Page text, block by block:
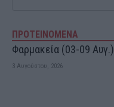
ΠΡΟΤΕΙΝΟΜΕΝΑ
Φαρμακεία (03-09 Αυγ.)
3 Αυγούστου, 2026